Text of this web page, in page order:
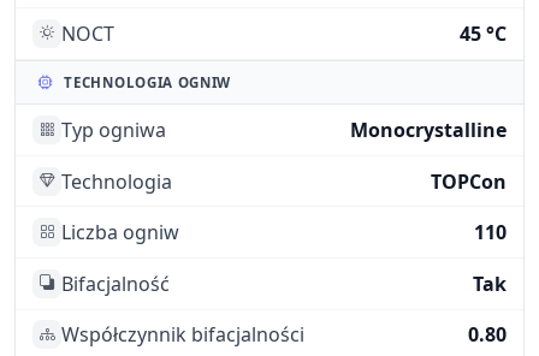
NOCT
45 °C
TECHNOLOGIA OGNIW
Typ ogniwa
Monocrystalline
Technologia
TOPCon
Liczba ogniw
110
Bifacjalność
Tak
Współczynnik bifacjalności
0.80